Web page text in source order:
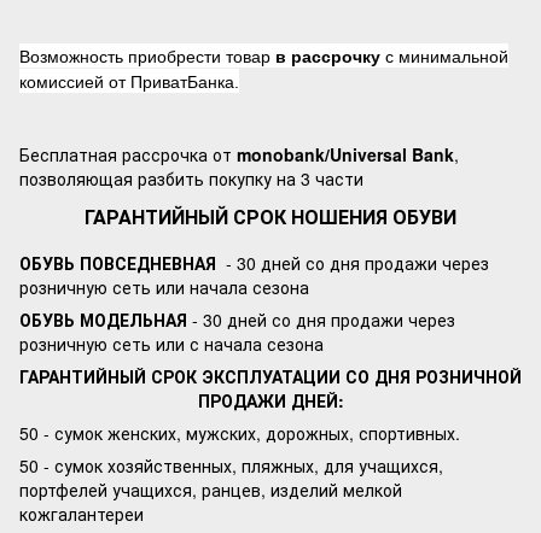
Возможность приобрести товар в рассрочку с минимальной
комиссией от ПриватБанка.
Бесплатная рассрочка от monobank/Universal Bank,
позволяющая разбить покупку на 3 части
ГАРАНТИЙНЫЙ СРОК НОШЕНИЯ ОБУВИ
ОБУВЬ ПОВСЕДНЕВНАЯ - 30 дней со дня продажи через
розничную сеть или начала сезона
ОБУВЬ МОДЕЛЬНАЯ - 30 дней со дня продажи через
розничную сеть или с начала сезона
ГАРАНТИЙНЫЙ СРОК ЭКСПЛУАТАЦИИ СО ДНЯ РОЗНИЧНОЙ
ПРОДАЖИ ДНЕЙ:
50 - сумок женских, мужских, дорожных, спортивных.
50 - сумок хозяйственных, пляжных, для учащихся,
портфелей учащихся, ранцев, изделий мелкой
кожгалантереи